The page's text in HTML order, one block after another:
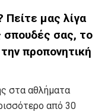
μας λίγα
σπουδές σας, το
προπονητική
στα αθλήματα
από 30